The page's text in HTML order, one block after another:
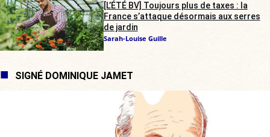
[L’ÉTÉ BV] Toujours plus de taxes : la
France s’attaque désormais aux serres
de jardin
Sarah-Louise Guille
SIGNÉ DOMINIQUE JAMET